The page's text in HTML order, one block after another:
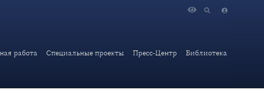
работа Специальные проекты Пресс-Центр Библиотека